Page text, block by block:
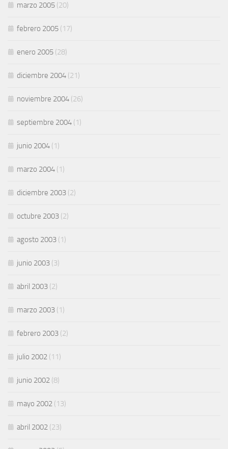
marzo 2005 (20)
febrero 2005 (17)
enero 2005 (28)
diciembre 2004 (21)
noviembre 2004 (26)
septiembre 2004 (1)
junio 2004 (1)
marzo 2004 (1)
diciembre 2003 (2)
octubre 2003 (2)
agosto 2003 (1)
junio 2003 (3)
abril 2003 (2)
marzo 2003 (1)
febrero 2003 (2)
julio 2002 (11)
junio 2002 (8)
mayo 2002 (13)
abril 2002 (23)